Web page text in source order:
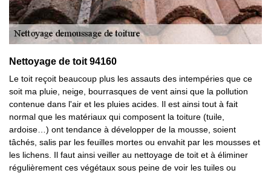
Nettoyage de toit 94160
Le toit reçoit beaucoup plus les assauts des intempéries que ce
soit ma pluie, neige, bourrasques de vent ainsi que la pollution
contenue dans l'air et les pluies acides. Il est ainsi tout à fait
normal que les matériaux qui composent la toiture (tuile,
ardoise…) ont tendance à développer de la mousse, soient
tâchés, salis par les feuilles mortes ou envahit par les mousses et
les lichens. Il faut ainsi veiller au nettoyage de toit et à éliminer
régulièrement ces végétaux sous peine de voir les tuiles ou